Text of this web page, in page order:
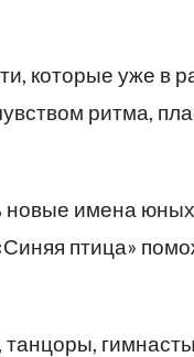
которые уже в
ритма,
новые имена
птица»